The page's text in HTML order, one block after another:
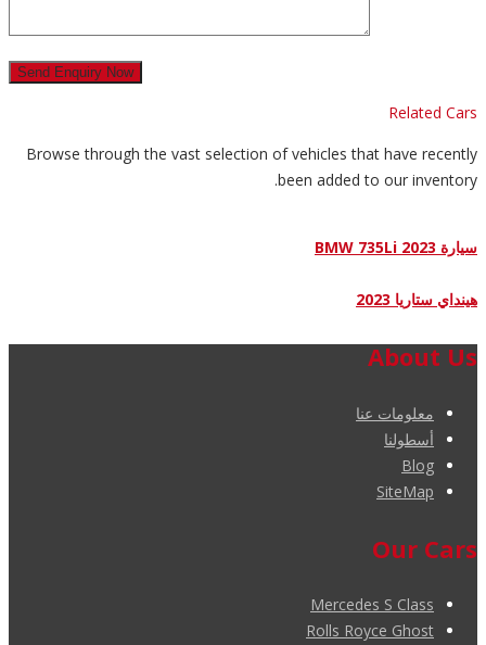
Related Cars
Browse through the vast selection of vehicles that have recently
been added to our inventory.
سيارة BMW 735Li 2023
هينداي ستاريا 2023
About Us
معلومات عنا
أسطولنا
Blog
SiteMap
Our Cars
Mercedes S Class
Rolls Royce Ghost